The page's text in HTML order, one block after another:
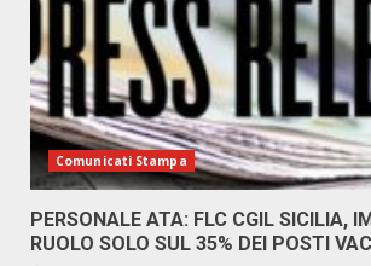
Comunicati Stampa
PERSONALE ATA: FLC CGIL SICILIA,
RUOLO SOLO SUL 35% DEI POSTI